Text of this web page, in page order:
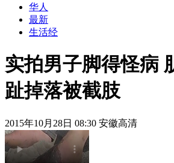
华人
最新
生活经
实拍男子脚得怪病
趾掉落被截肢
2015年10月28日 08:30 安徽高清